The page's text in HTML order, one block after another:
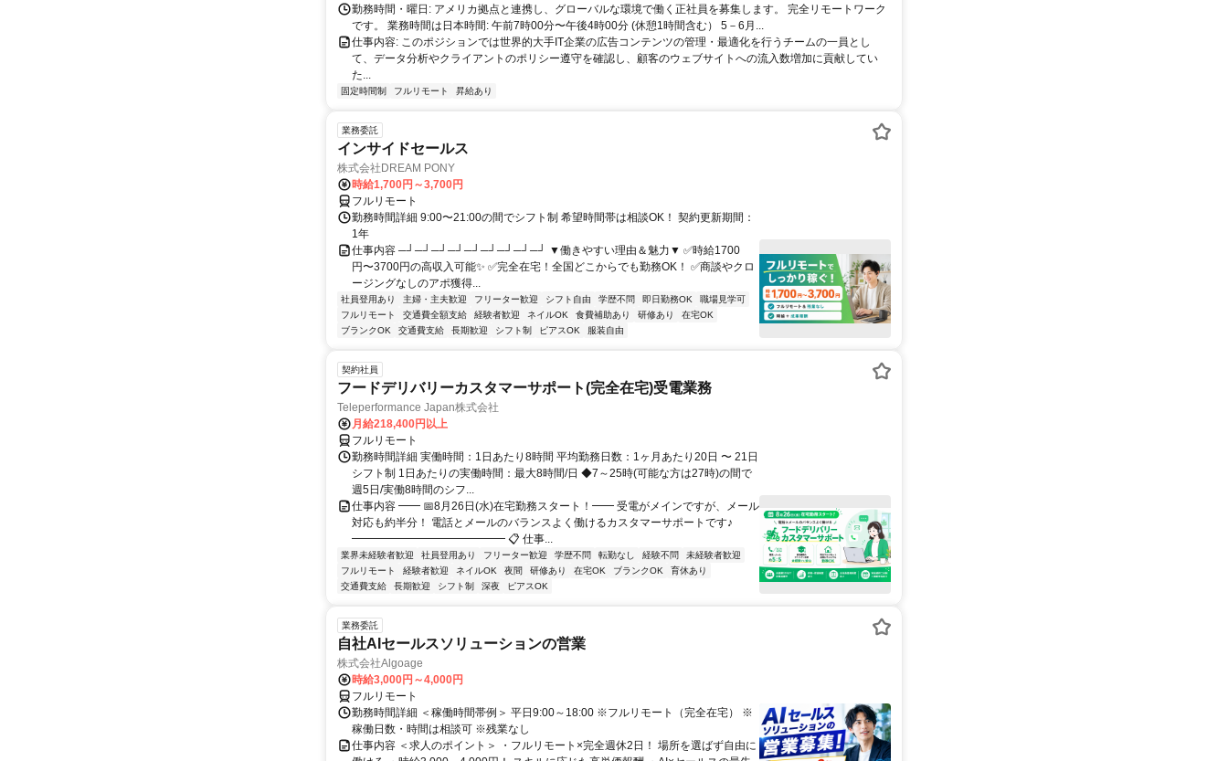
勤務時間・曜日: アメリカ拠点と連携し、グローバルな環境で働く正社員を募集します。 完全リモートワーク
です。 業務時間は日本時間: 午前7時00分〜午後4時00分 (休憩1時間含む） 5－6月...
仕事内容: このポジションでは世界的大手IT企業の広告コンテンツの管理・最適化を行うチームの一員とし
て、データ分析やクライアントのポリシー遵守を確認し、顧客のウェブサイトへの流入数増加に貢献してい
た...
固定時間制 フルリモート 昇給あり
業務委託
インサイドセールス
株式会社DREAM PONY
時給1,700円～3,700円
フルリモート
勤務時間詳細 9:00〜21:00の間でシフト制 希望時間帯は相談OK！ 契約更新期間：
1年
仕事内容 ─┘─┘─┘─┘─┘─┘─┘─┘─┘ ▼働きやすい理由＆魅力▼ ✅時給1700
円〜3700円の高収入可能✨ ✅完全在宅！全国どこからでも勤務OK！ ✅商談やクロ
ージングなしのアポ獲得...
社員登用あり 主婦・主夫歓迎 フリーター歓迎 シフト自由 学歴不問 即日勤務OK
職場見学可
フルリモート
交通費全額支給 経験者歓迎 ネイルOK 食費補助あり 研修あり
在宅OK
ブランクOK
交通費支給 長期歓迎 シフト制 ピアスOK 服装自由
契約社員
フードデリバリーカスタマーサポート(完全在宅)受電業務
Teleperformance Japan株式会社
月給218,400円以上
フルリモート
勤務時間詳細 実働時間：1日あたり8時間 平均勤務日数：1ヶ月あたり20日 〜 21日
シフト制 1日あたりの実働時間：最大8時間/日 ◆7～25時(可能な方は27時)の間で
週5日/実働8時間のシフ...
仕事内容 ━━ 📅8月26日(水)在宅勤務スタート！━━ 受電がメインですが、メール
対応も約半分！ 電話とメールのバランスよく働けるカスタマーサポートです♪
━━━━━━━━━━━━━━ 📋 仕事...
業界未経験者歓迎 社員登用あり フリーター歓迎 学歴不問 転勤なし 経験不問
未経験者歓迎
フルリモート
経験者歓迎 ネイルOK 夜間 研修あり 在宅OK ブランクOK
育休あり
交通費支給
長期歓迎 シフト制 深夜 ピアスOK
業務委託
自社AIセールスソリューションの営業
株式会社Algoage
時給3,000円～4,000円
フルリモート
勤務時間詳細 ＜稼働時間帯例＞ 平日9:00～18:00 ※フルリモート（完全在宅） ※
稼働日数・時間は相談可 ※残業なし
仕事内容 ＜求人のポイント＞ ・フルリモート×完全週休2日！ 場所を選ばず自由に